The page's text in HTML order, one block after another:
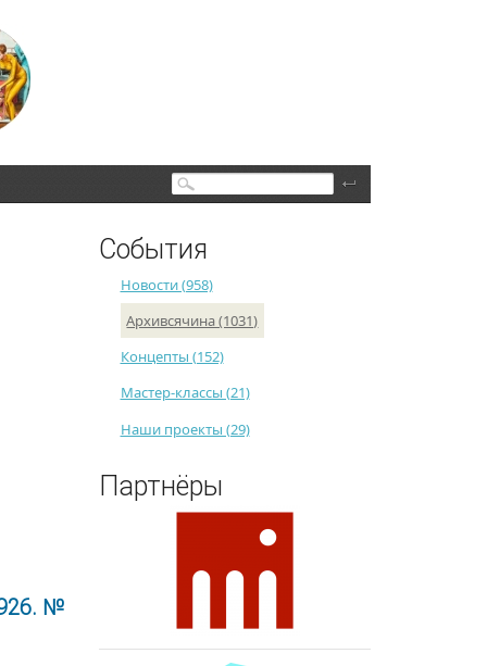
Поиск
№
События
Новости (958)
Архивсячина (1031)
Концепты (152)
Мастер-классы (21)
Наши проекты (29)
Партнёры